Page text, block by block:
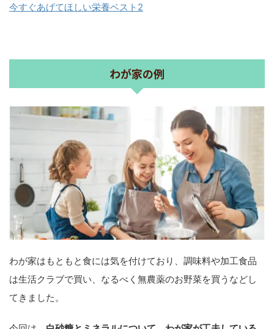
今すぐあげてほしい栄養ベスト2
わが家の例
わが家はもともと食には気を付けており、調味料や加工食品
は生活クラブで買い、なるべく無農薬のお野菜を買うなどし
てきました。